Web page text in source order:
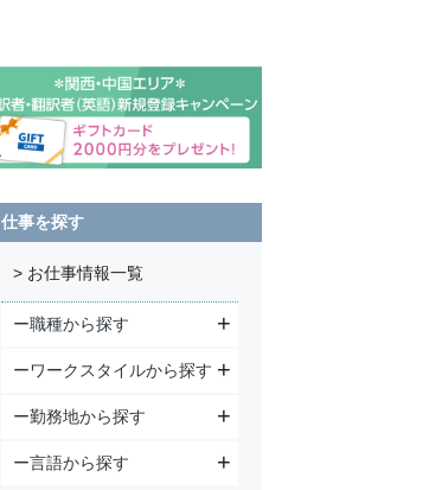
仕事を探す
> お仕事情報一覧
ー職種から探す
ーワークスタイルから探す
ー勤務地から探す
ー言語から探す